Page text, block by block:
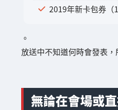
2019年新卡包券
。
放送中不知道何時會發表
無論在會場或直